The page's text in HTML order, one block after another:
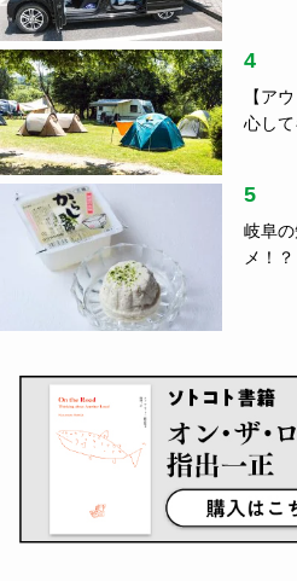
4
【ア
心し
5
岐阜
メ！